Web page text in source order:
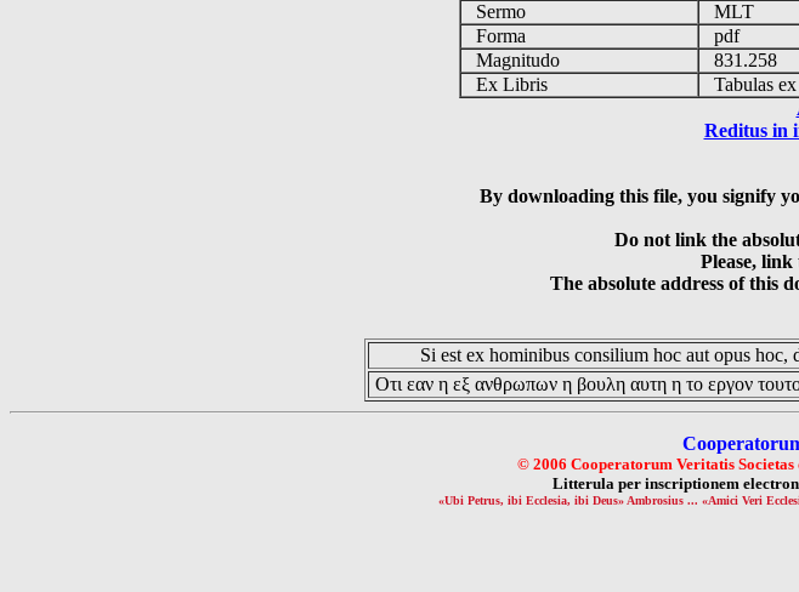
Sermo
MLT
Forma
pdf
Magnitudo
831.258
Ex Libris
Tabulas
Reditus in
By downloading this file, you signify
Do not link the
Please,
The absolute address of this
Si est ex hominibus consilium hoc aut opus
Οτι εαν η εξ ανθρωπων η βουλη αυτη η το εργον
© 2006 Cooperatorum Veritatis
Litterula per inscriptionem
«Ubi Petrus, ibi Ecclesia, ibi Deus» Ambrosius ... «Amici Veri